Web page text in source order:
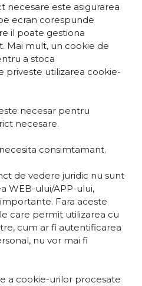
necesare este asigurarea
ecran corespunde
il poate gestiona
Mai mult, un cookie de
a stoca
priveste utilizarea cookie-
necesar pentru
necesare.
consimtamant.
de vedere juridic nu sunt
WEB-ului/APP-ului,
Fara aceste
care permit utilizarea cu
cum ar fi autentificarea
nu vor mai fi
a cookie-urilor procesate